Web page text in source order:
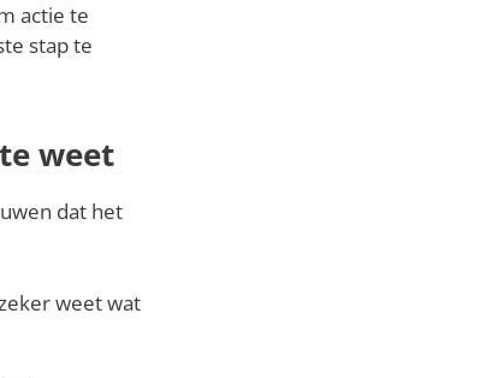
actie te
stap te
weet
dat het
weet wat